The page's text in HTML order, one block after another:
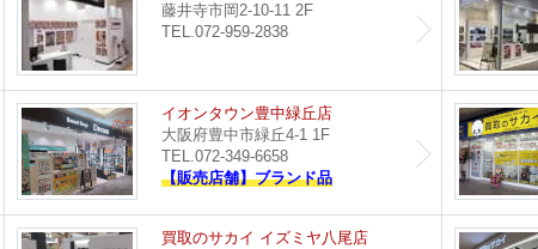
藤井寺市岡2-10-11 2F
TEL.072-959-2838
セブンパーク天美店
イオンタウン豊中緑丘店
大阪府豊中市緑丘4-1 1F
TEL.072-349-6658
【販売店舗】ブランド品
買取のサカイ 堺北花田店
買取のサカイ イズミヤ八尾店